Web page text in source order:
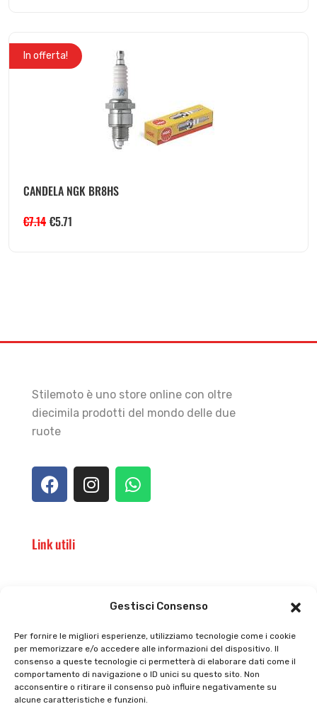
Gestisci Consenso
Per fornire le migliori esperienze, utilizziamo tecnologie come i cookie
per memorizzare e/o accedere alle informazioni del dispositivo. Il
consenso a queste tecnologie ci permetterà di elaborare dati come il
comportamento di navigazione o ID unici su questo sito. Non
acconsentire o ritirare il consenso può influire negativamente su
alcune caratteristiche e funzioni.
In offerta!
CANDELA NGK BR8HS
€7.14 €5.71
Stilemoto è uno store online con oltre
diecimila prodotti del mondo delle due
ruote
Link utili
Privacy policy
Cookie policy
Tutti prodotti
Termini e condizioni